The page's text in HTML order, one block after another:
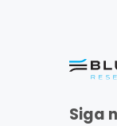
Siga